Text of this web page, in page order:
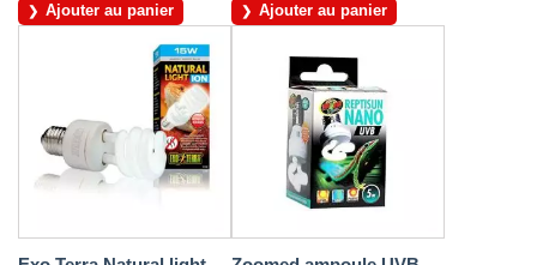
Ajouter au panier Ajouter au panier